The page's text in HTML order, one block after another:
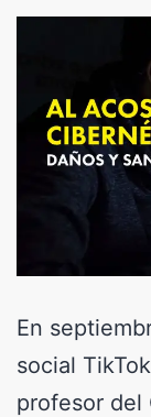
En
social
profesor del